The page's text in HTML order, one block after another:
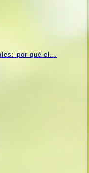
por qué el…